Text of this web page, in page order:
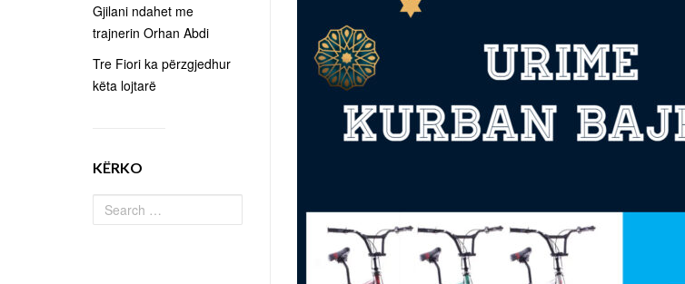
Gjilani ndahet me
trajnerin Orhan Abdi
Tre Fiori ka përzgjedhur
këta lojtarë
KËRKO